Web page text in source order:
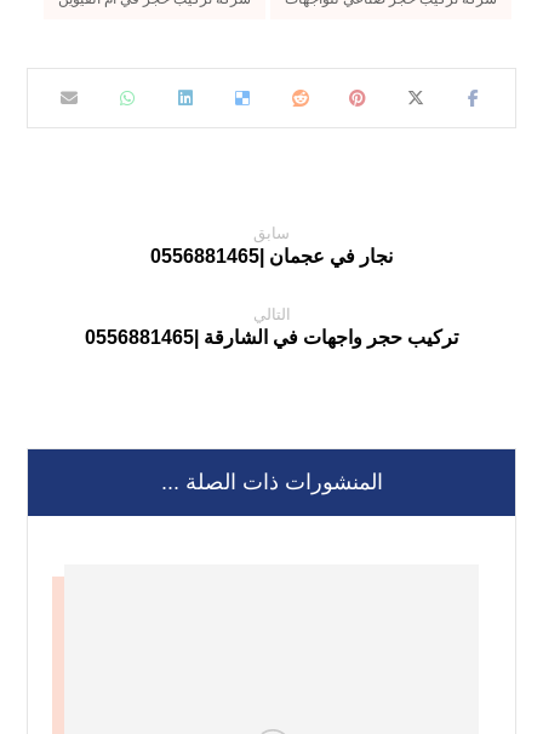
سابق
نجار في عجمان |0556881465
التالي
تركيب حجر واجهات في الشارقة |0556881465
المنشورات ذات الصلة ...